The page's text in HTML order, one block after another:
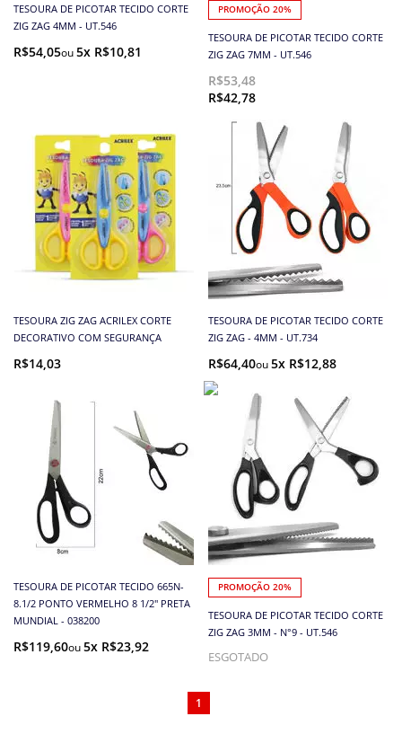
TESOURA DE PICOTAR TECIDO CORTE
ZIG ZAG 4MM - UT.546
R$54,05 5x R$10,81
PROMOÇÃO 20%
TESOURA DE PICOTAR TECIDO CORTE
ZIG ZAG 7MM - UT.546
R$53,48
R$42,78
TESOURA ZIG ZAG ACRILEX CORTE
DECORATIVO COM SEGURANÇA
R$14,03
TESOURA DE PICOTAR TECIDO CORTE
ZIG ZAG - 4MM - UT.734
R$64,40 5x R$12,88
TESOURA DE PICOTAR TECIDO 665N-
8.1/2 PONTO VERMELHO 8 1/2" PRETA
MUNDIAL - 038200
R$119,60 5x R$23,92
PROMOÇÃO 20%
TESOURA DE PICOTAR TECIDO CORTE
ZIG ZAG 3MM - N°9 - UT.546
ESGOTADO
1